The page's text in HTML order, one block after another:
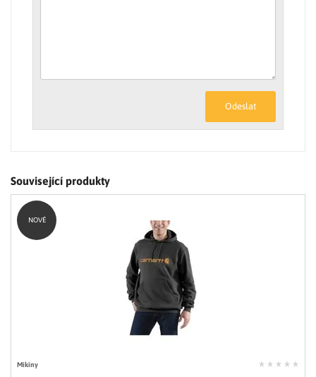
Odeslat
Související produkty
Mikiny
NOVÉ